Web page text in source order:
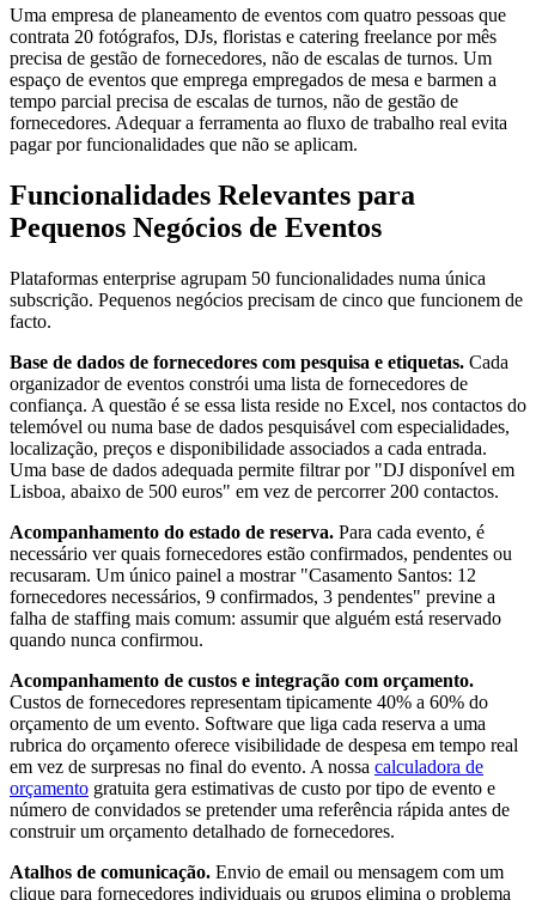
Uma empresa de planeamento de eventos com quatro pessoas que
contrata 20 fotógrafos, DJs, floristas e catering freelance por mês
precisa de gestão de fornecedores, não de escalas de turnos. Um
espaço de eventos que emprega empregados de mesa e barmen a
tempo parcial precisa de escalas de turnos, não de gestão de
fornecedores. Adequar a ferramenta ao fluxo de trabalho real evita
pagar por funcionalidades que não se aplicam.
Funcionalidades Relevantes para
Pequenos Negócios de Eventos
Plataformas enterprise agrupam 50 funcionalidades numa única
subscrição. Pequenos negócios precisam de cinco que funcionem de
facto.
Base de dados de fornecedores com pesquisa e etiquetas. Cada
organizador de eventos constrói uma lista de fornecedores de
confiança. A questão é se essa lista reside no Excel, nos contactos do
telemóvel ou numa base de dados pesquisável com especialidades,
localização, preços e disponibilidade associados a cada entrada.
Uma base de dados adequada permite filtrar por "DJ disponível em
Lisboa, abaixo de 500 euros" em vez de percorrer 200 contactos.
Acompanhamento do estado de reserva. Para cada evento, é
necessário ver quais fornecedores estão confirmados, pendentes ou
recusaram. Um único painel a mostrar "Casamento Santos: 12
fornecedores necessários, 9 confirmados, 3 pendentes" previne a
falha de staffing mais comum: assumir que alguém está reservado
quando nunca confirmou.
Acompanhamento de custos e integração com orçamento.
Custos de fornecedores representam tipicamente 40% a 60% do
orçamento de um evento. Software que liga cada reserva a uma
rubrica do orçamento oferece visibilidade de despesa em tempo real
em vez de surpresas no final do evento. A nossa calculadora de
orçamento gratuita gera estimativas de custo por tipo de evento e
número de convidados se pretender uma referência rápida antes de
construir um orçamento detalhado de fornecedores.
Atalhos de comunicação. Envio de email ou mensagem com um
clique para fornecedores individuais ou grupos elimina o problema